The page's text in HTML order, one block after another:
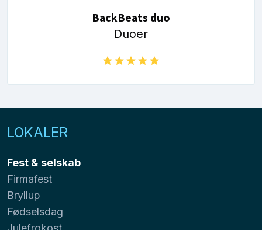
BackBeats duo
Duoer
LOKALER
Fest & selskab
Firmafest
Bryllup
Fødselsdag